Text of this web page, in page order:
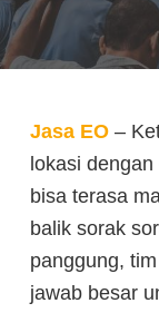
Jasa EO –
lokasi
bisa terasa
balik sorak
panggung,
jawab besar